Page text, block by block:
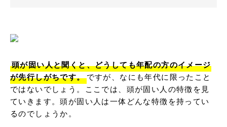
頭が固い人と聞くと、どうしても年配の方のイメージ
が先行しがちです。ですが、なにも年代に限ったこと
ではないでしょう。ここでは、頭が固い人の特徴を見
ていきます。頭が固い人は一体どんな特徴を持ってい
るのでしょうか。